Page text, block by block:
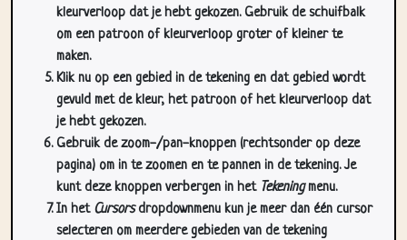
kleurverloop dat je hebt gekozen. Gebruik de schuifbalk
om een patroon of kleurverloop groter of kleiner te
maken.
Klik nu op een gebied in de tekening en dat gebied wordt
gevuld met de kleur, het patroon of het kleurverloop dat
je hebt gekozen.
Gebruik de zoom-/pan-knoppen (rechtsonder op deze
pagina) om in te zoomen en te pannen in de tekening. Je
kunt deze knoppen verbergen in het Tekeningmenu.
In het Cursorsdropdownmenu kun je meer dan één cursor
selecteren om meerdere gebieden van de tekening